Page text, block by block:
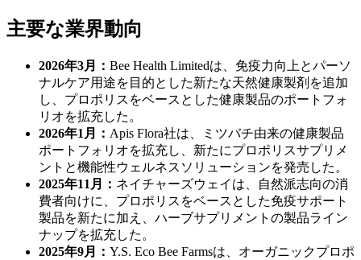
主要な業界動向
2026年3月： Bee Health Limitedは、免疫力向上とパーソ
ナルケア用途を目的とした新たな天然健康製剤を追加
し、プロポリスをベースとした健康製品のポートフォ
リオを拡充した。
2026年1月： Apis Flora社は、ミツバチ由来の健康製品
ポートフォリオを拡充し、新たにプロポリスサプリメ
ントと機能性ウェルネスソリューションを発売した。
2025年11月： ネイチャーズウェイは、自然派志向の消
費者向けに、プロポリスをベースとした免疫サポート
製品を新たに加え、ハーブサプリメントの製品ライン
ナップを拡充した。
2025年9月： Y.S. Eco Bee Farmsは、オーガニックプロポ